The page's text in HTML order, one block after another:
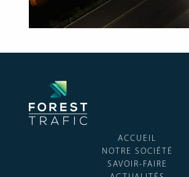
ACCUEIL
NOTRE SOCIÉTÉ
SAVOIR-FAIRE